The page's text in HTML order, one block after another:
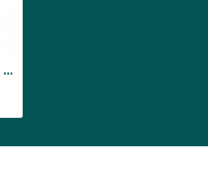
Saray Sandalye ESB 4 Adet - Mor